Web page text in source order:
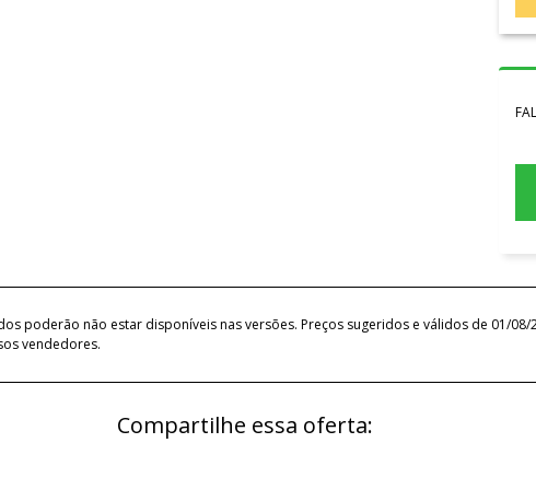
poderão não estar disponíveis nas versões. Preços sugeridos e válidos de 01/
vendedores.
Compartilhe essa oferta: